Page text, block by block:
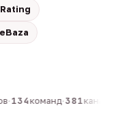
·134команд·381